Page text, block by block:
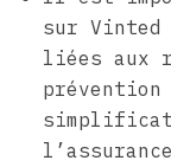
sur
liées aux